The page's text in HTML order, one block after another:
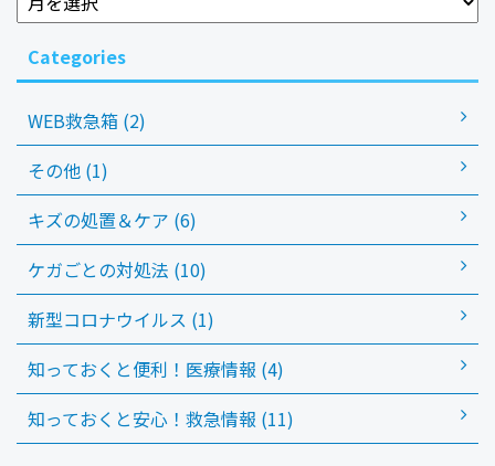
Categories
WEB救急箱 (2)
その他 (1)
キズの処置＆ケア (6)
ケガごとの対処法 (10)
新型コロナウイルス (1)
知っておくと便利！医療情報 (4)
知っておくと安心！救急情報 (11)